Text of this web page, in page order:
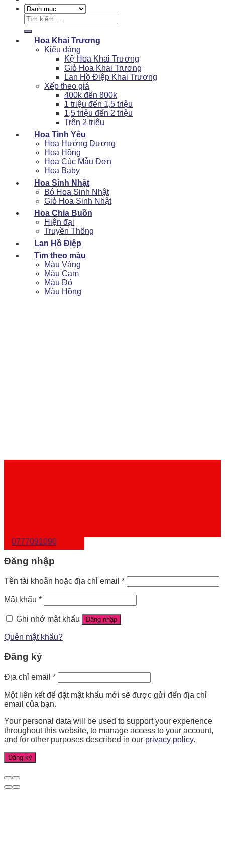
Tìm
kiếm:
Hoa Khai Trương
Kiểu dáng
Kệ Hoa Khai Trương
Giỏ Hoa Khai Trương
Lan Hồ Điệp Khai Trương
Xếp theo giá
400k đến 800k
1 triệu đến 1,5 triệu
1,5 triệu đến 2 triệu
Trên 2 triệu
Hoa Tình Yêu
Hoa Hướng Dương
Hoa Hồng
Hoa Cúc Mẫu Đơn
Hoa Baby
Hoa Sinh Nhật
Bó Hoa Sinh Nhật
Giỏ Hoa Sinh Nhật
Hoa Chia Buồn
Hiện đại
Truyền Thống
Lan Hồ Điệp
Tìm theo màu
Màu Vàng
Màu Cam
Màu Đỏ
Màu Hồng
0777091090
Đăng nhập
Tên tài khoản hoặc địa chỉ email *
Mật khẩu *
Ghi nhớ mật khẩu Đăng nhập
Quên mật khẩu?
Đăng ký
Địa chỉ email *
Một liên kết để đặt mật khẩu mới sẽ được gửi đến địa chỉ
email của bạn.
Your personal data will be used to support your experience
throughout this website, to manage access to your account,
and for other purposes described in our privacy policy.
Đăng ký